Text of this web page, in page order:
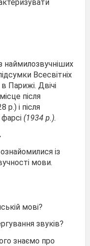
наймилозвучніших
Всесвітніх
Парижі. Двічі
після
р.) і після
(1934 р.).
із
мови.
мові?
звуків?
знаємо про